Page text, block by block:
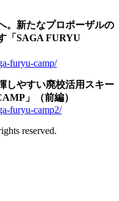
。新たなプロポーザルの
「SAGA FURYU
furyu-camp/
しやすい廃校活用スキー
」（前編）
furyu-camp2/
reserved.